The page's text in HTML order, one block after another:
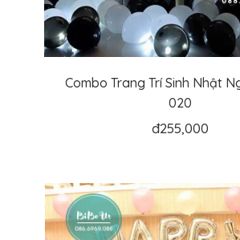
Combo Trang Trí Sinh Nhật
020
đ255,000